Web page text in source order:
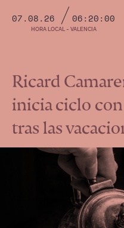
07.08.26 06:20:01
HORA LOCAL - VALENCIA
Ricard
inicia ciclo
tras las